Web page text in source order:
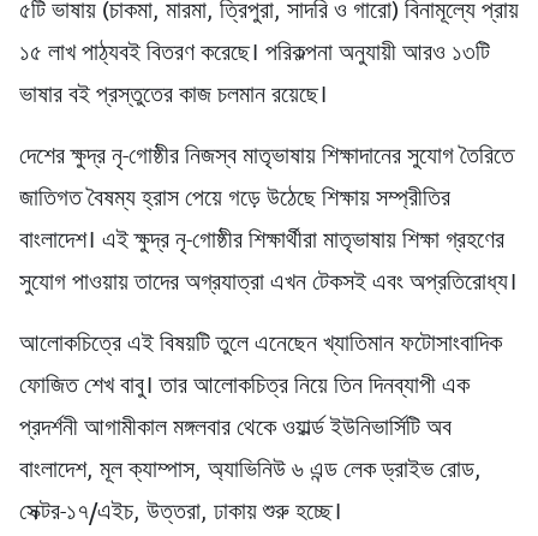
৫টি ভাষায় (চাকমা, মারমা, ত্রিপুরা, সাদরি ও গারো) বিনামূল্যে প্রায়
১৫ লাখ পাঠ্যবই বিতরণ করেছে। পরিকল্পনা অনুযায়ী আরও ১৩টি
ভাষার বই প্রস্তুতের কাজ চলমান রয়েছে।
দেশের ক্ষুদ্র নৃ-গোষ্ঠীর নিজস্ব মাতৃভাষায় শিক্ষাদানের সুযোগ তৈরিতে
জাতিগত বৈষম্য হ্রাস পেয়ে গড়ে উঠেছে শিক্ষায় সম্প্রীতির
বাংলাদেশ। এই ক্ষুদ্র নৃ-গোষ্ঠীর শিক্ষার্থীরা মাতৃভাষায় শিক্ষা গ্রহণের
সুযোগ পাওয়ায় তাদের অগ্রযাত্রা এখন টেকসই এবং অপ্রতিরোধ্য।
আলোকচিত্রে এই বিষয়টি তুলে এনেছেন খ্যাতিমান ফটোসাংবাদিক
ফোজিত শেখ বাবু। তার আলোকচিত্র নিয়ে তিন দিনব্যাপী এক
প্রদর্শনী আগামীকাল মঙ্গলবার থেকে ওয়ার্ল্ড ইউনিভার্সিটি অব
বাংলাদেশ, মূল ক্যাম্পাস, অ্যাভিনিউ ৬ এন্ড লেক ড্রাইভ রোড,
সেক্টর-১৭/এইচ, উত্তরা, ঢাকায় শুরু হচ্ছে।